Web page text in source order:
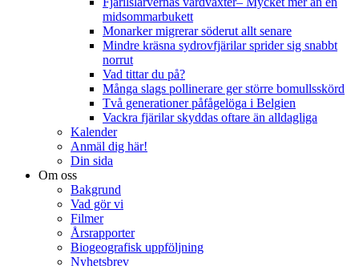
midsommarbukett
Monarker migrerar söderut allt senare
Mindre kräsna sydrovfjärilar sprider sig snabbt
norrut
Vad tittar du på?
Många slags pollinerare ger större bomullsskörd
Två generationer påfågelöga i Belgien
Vackra fjärilar skyddas oftare än alldagliga
Kalender
Anmäl dig här!
Din sida
Om oss
Bakgrund
Vad gör vi
Filmer
Årsrapporter
Biogeografisk uppföljning
Nyhetsbrev